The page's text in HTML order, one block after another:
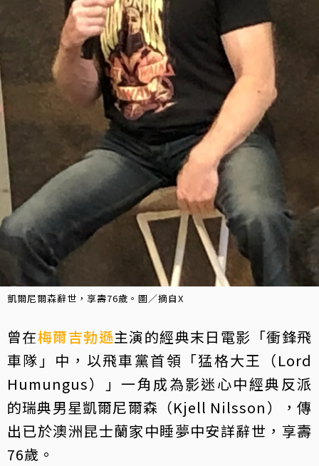
凱爾尼爾森辭世，享壽76歲。圖／摘自X
曾在梅爾吉勃遜主演的經典末日電影「衝鋒飛
車隊」中，以飛車黨首領「猛格大王（Lord
Humungus）」一角成為影迷心中經典反派
的瑞典男星凱爾尼爾森（Kjell Nilsson），傳
出已於澳洲昆士蘭家中睡夢中安詳辭世，享壽
76歲。